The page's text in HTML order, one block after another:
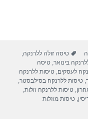
תגיות
טיסה זולה ללרנקה,
בינואר,טיסה
לעסקים,טיסות ללרנקה
,טיסות ללרנקה בסילבסטר,
,טיסות ללרנקה זולות,
,טיסות מוזלות